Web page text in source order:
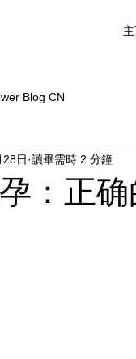
Blog CN
：正
日 讀畢需時 2 分鐘